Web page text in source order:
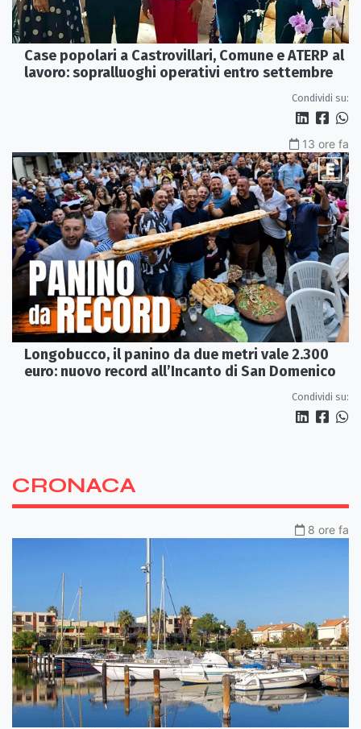
Case popolari a Castrovillari, Comune e ATERP al
lavoro: sopralluoghi operativi entro settembre
Condividi su:
13 ore fa
Longobucco, il panino da due metri vale 2.300
euro: nuovo record all’Incanto di San Domenico
Condividi su:
CRONACA
8 ore fa